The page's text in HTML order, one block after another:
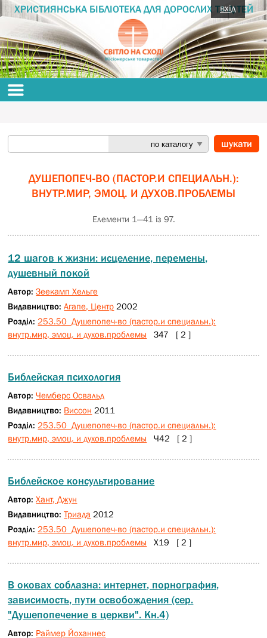
ХРИСТИЯНСЬКА БІБЛІОТЕКА ДЛЯ ДОРОСЛИХ ТА ДІТЕЙ
ДУШЕПОПЕЧ-ВО (ПАСТОР.И СПЕЦИАЛЬН.):
ВНУТР.МИР, ЭМОЦ. И ДУХОВ.ПРОБЛЕМЫ
Елементи 1—41 із 97.
12 шагов к жизни: исцеление, перемены,
душевный покой
Автор:Зеекамп Хельге
Видавництво:Агапе, Центр 2002
Розділ: 253.50 Душепопеч-во (пастор.и специальн.):
внутр.мир, эмоц. и духов.проблемы З47 [ 2 ]
Библейская психология
Автор:Чемберс Освальд
Видавництво: Виссон 2011
Розділ: 253.50 Душепопеч-во (пастор.и специальн.):
внутр.мир, эмоц. и духов.проблемы Ч42 [ 2 ]
Библейское консультирование
Автор:Хант, Джун
Видавництво:Триада 2012
Розділ: 253.50 Душепопеч-во (пастор.и специальн.):
внутр.мир, эмоц. и духов.проблемы Х19 [ 2 ]
В оковах соблазна: интернет, порнография,
зависимость, пути освобождения (сер.
"Душепопечение в церкви". Кн.4)
Автор: Раймер Йоханнес
вхід